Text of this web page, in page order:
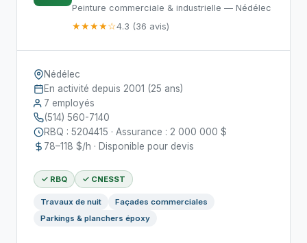
Peinture commerciale & industrielle — Nédélec
★★★★☆4.3 (36 avis)
Nédélec
En activité depuis 2001 (25 ans)
7 employés
(514) 560-7140
RBQ : 5204415 · Assurance : 2 000 000 $
78–118 $/h · Disponible pour devis
✓ RBQ ✓ CNESST
Travaux de nuit
Façades commerciales
Parkings & planchers époxy